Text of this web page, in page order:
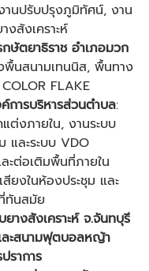
านปรับปรุงภูมิทัศน์, งาน
สังเคราะห์
กษัตยาธิราช อำเภอมวก
นสนามเทนนิส, พื้นทาง
FLAKE
การบริหารส่วนตำบล:
ต่งภายใน, งานระบบ
และระบบ VDO
ะต่อเติมพื้นที่ภายใน
สียงในห้องประชุม และ
ทันสมัย
างสังเคราะห์ จ.จันทบุรี
ละสนามฟุตบอลหญ้า
ราการ